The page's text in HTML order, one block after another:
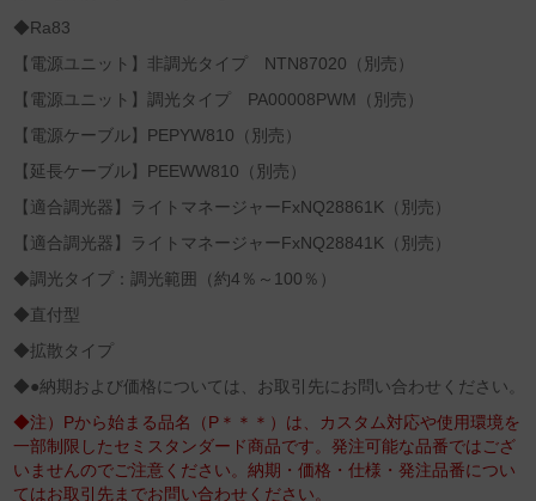
◆Ra83
【電源ユニット】非調光タイプ NTN87020（別売）
【電源ユニット】調光タイプ PA00008PWM（別売）
【電源ケーブル】PEPYW810（別売）
【延長ケーブル】PEEWW810（別売）
【適合調光器】ライトマネージャーFxNQ28861K（別売）
【適合調光器】ライトマネージャーFxNQ28841K（別売）
◆調光タイプ：調光範囲（約4％～100％）
◆直付型
◆拡散タイプ
◆●納期および価格については、お取引先にお問い合わせください。
◆注）Pから始まる品名（P＊＊＊）は、カスタム対応や使用環境を
一部制限したセミスタンダード商品です。発注可能な品番ではござ
いませんのでご注意ください。納期・価格・仕様・発注品番につい
てはお取引先までお問い合わせください。